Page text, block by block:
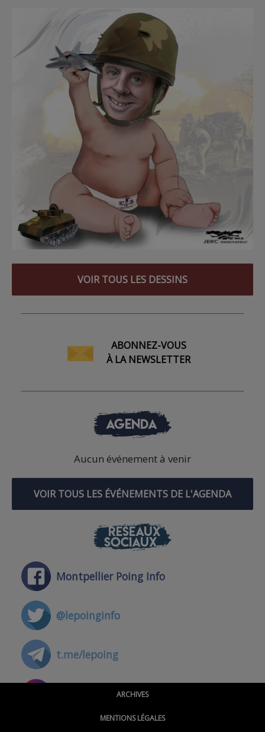
VOIR TOUS LES DESSINS
ABONNEZ-VOUS
À LA NEWSLETTER
AGENDA
Aucun événement à venir
VOIR TOUS LES ÉVÉNEMENTS DE L'AGENDA
RÉSEAUX
SOCIAUX
Montpellier Poing Info
@lepoinginfo
t.me/lepoing
@montpellierpoinginfo
ARCHIVES
MENTIONS LÉGALES